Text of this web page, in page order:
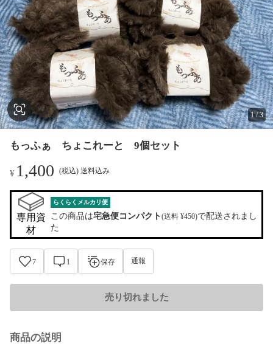
1/3
もっふぁ ちょこれーと 9個セット
¥ 1,400 (税込) 送料込み
専用資
材
らくらくメルカリ便
この商品は宅急便コンパクト(送料 ¥450)で配送されまし
た
7 1 保存 通報
売り切れました
商品の説明